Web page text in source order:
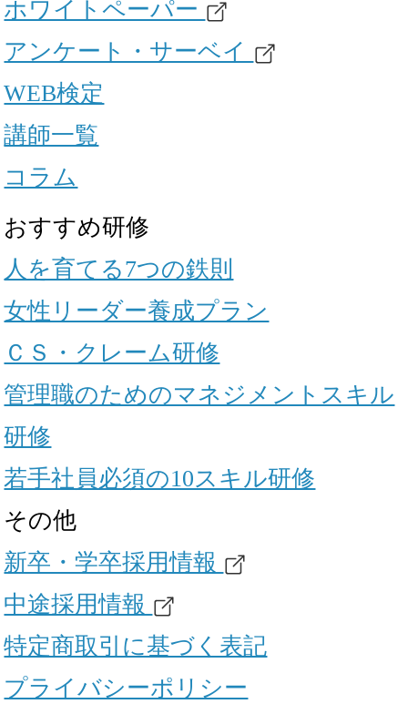
ホワイトペーパー
アンケート・サーベイ
WEB検定
講師一覧
コラム
おすすめ研修
人を育てる7つの鉄則
女性リーダー養成プラン
ＣＳ・クレーム研修
管理職のためのマネジメントスキル
研修
若手社員必須の10スキル研修
その他
新卒・学卒採用情報
中途採用情報
特定商取引に基づく表記
プライバシーポリシー